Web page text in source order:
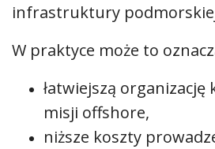
infrastruktury
W praktyce może to
łatwiejszą organizację
misji offshore,
niższe koszty